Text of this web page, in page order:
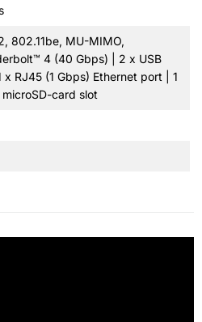
802.11be, MU-MIMO,
4 (40 Gbps) | 2 x USB
x RJ45 (1 Gbps) Ethernet port | 1
card slot